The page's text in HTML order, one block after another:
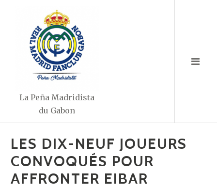
La Peña Madridista
du Gabon
LES DIX-NEUF JOUEURS
CONVOQUÉS POUR
AFFRONTER EIBAR